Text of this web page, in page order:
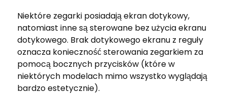
Niektóre zegarki posiadają ekran dotykowy,
natomiast inne są sterowane bez użycia ekranu
dotykowego. Brak dotykowego ekranu z reguły
oznacza konieczność sterowania zegarkiem za
pomocą bocznych przycisków (które w
niektórych modelach mimo wszystko wyglądają
bardzo estetycznie).